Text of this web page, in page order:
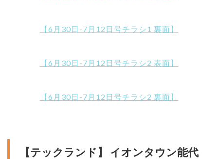
【6月30日-7月12日号チラシ1 裏面】
【6月30日-7月12日号チラシ2 表面】
【6月30日-7月12日号チラシ2 裏面】
【テックランド】 イオンタウン能代